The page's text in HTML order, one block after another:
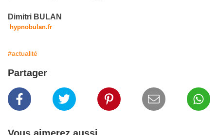
Dimitri BULAN
hypnobulan.fr
#actualité
Partager